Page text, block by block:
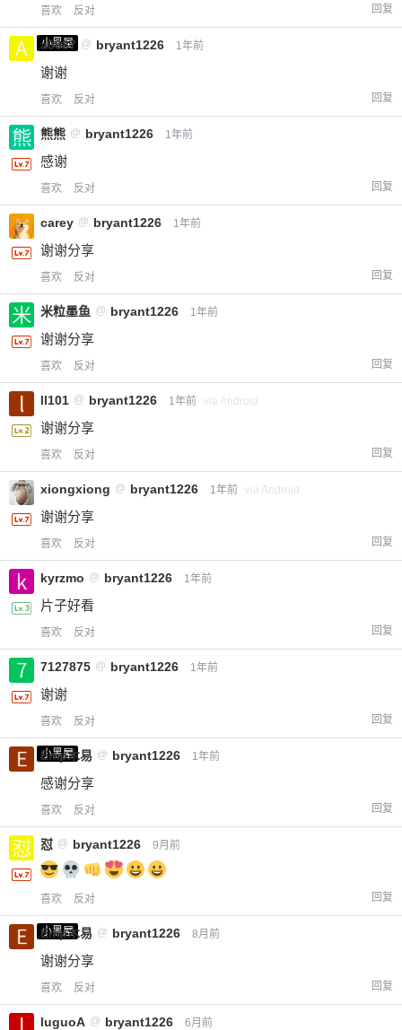
喜欢 反对 回复
小黑屋
a0987 @ bryant1226 1年前
谢谢
喜欢 反对 回复
熊熊 @ bryant1226 1年前
感谢
喜欢 反对 回复
carey @ bryant1226 1年前
谢谢分享
喜欢 反对 回复
米粒墨鱼 @ bryant1226 1年前
谢谢分享
喜欢 反对 回复
ll101 @ bryant1226 1年前 via Android
谢谢分享
喜欢 反对 回复
xiongxiong @ bryant1226 1年前 via Android
谢谢分享
喜欢 反对 回复
kyrzmo @ bryant1226 1年前
片子好看
喜欢 反对 回复
7127875 @ bryant1226 1年前
谢谢
喜欢 反对 回复
小黑屋
Emp木易 @ bryant1226 1年前
感谢分享
喜欢 反对 回复
怼 @ bryant1226 9月前
喜欢 反对 回复
小黑屋
Emp木易 @ bryant1226 8月前
谢谢分享
喜欢 反对 回复
luguoA @ bryant1226 6月前